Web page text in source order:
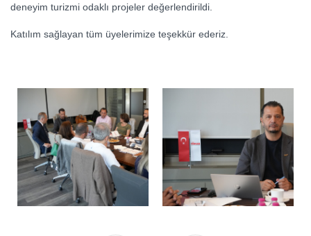
deneyim turizmi odaklı projeler değerlendirildi.
Katılım sağlayan tüm üyelerimize teşekkür ederiz.